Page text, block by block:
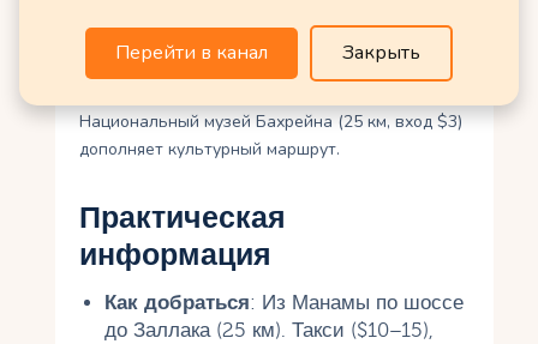
км, вход бесплатный) — загадочная акация в
пустыне. Калат-аль-Бахрейн (12 км, вход $2),
Национальный музей Бахрейна (25 км, вход $3)
дополняет культурный маршрут.
Практическая
информация
Как добраться: Из Манамы по шоссе
до Заллака (25 км). Такси ($10–15),
Перейти в канал Закрыть